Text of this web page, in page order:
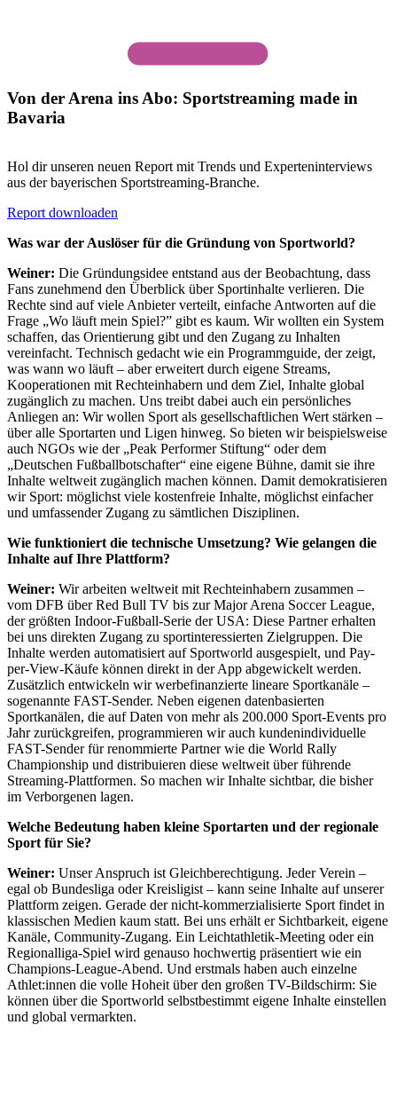
Von der Arena ins Abo: Sportstreaming made in
Bavaria
Hol dir unseren neuen Report mit Trends und Experteninterviews
aus der bayerischen Sportstreaming-Branche.
Report downloaden
Was war der Auslöser für die Gründung von Sportworld?
Weiner: Die Gründungsidee entstand aus der Beobachtung, dass
Fans zunehmend den Überblick über Sportinhalte verlieren. Die
Rechte sind auf viele Anbieter verteilt, einfache Antworten auf die
Frage „Wo läuft mein Spiel?” gibt es kaum. Wir wollten ein System
schaffen, das Orientierung gibt und den Zugang zu Inhalten
vereinfacht. Technisch gedacht wie ein Programmguide, der zeigt,
was wann wo läuft – aber erweitert durch eigene Streams,
Kooperationen mit Rechteinhabern und dem Ziel, Inhalte global
zugänglich zu machen. Uns treibt dabei auch ein persönliches
Anliegen an: Wir wollen Sport als gesellschaftlichen Wert stärken –
über alle Sportarten und Ligen hinweg. So bieten wir beispielsweise
auch NGOs wie der „Peak Performer Stiftung“ oder dem
„Deutschen Fußballbotschafter“ eine eigene Bühne, damit sie ihre
Inhalte weltweit zugänglich machen können. Damit demokratisieren
wir Sport: möglichst viele kostenfreie Inhalte, möglichst einfacher
und umfassender Zugang zu sämtlichen Disziplinen.
Wie funktioniert die technische Umsetzung? Wie gelangen die
Inhalte auf Ihre Plattform?
Weiner: Wir arbeiten weltweit mit Rechteinhabern zusammen –
vom DFB über Red Bull TV bis zur Major Arena Soccer League,
der größten Indoor-Fußball-Serie der USA: Diese Partner erhalten
bei uns direkten Zugang zu sportinteressierten Zielgruppen. Die
Inhalte werden automatisiert auf Sportworld ausgespielt, und Pay-
per-View-Käufe können direkt in der App abgewickelt werden.
Zusätzlich entwickeln wir werbefinanzierte lineare Sportkanäle –
sogenannte FAST-Sender. Neben eigenen datenbasierten
Sportkanälen, die auf Daten von mehr als 200.000 Sport-Events pro
Jahr zurückgreifen, programmieren wir auch kundenindividuelle
FAST-Sender für renommierte Partner wie die World Rally
Championship und distribuieren diese weltweit über führende
Streaming-Plattformen. So machen wir Inhalte sichtbar, die bisher
im Verborgenen lagen.
Welche Bedeutung haben kleine Sportarten und der regionale
Sport für Sie?
Weiner: Unser Anspruch ist Gleichberechtigung. Jeder Verein –
egal ob Bundesliga oder Kreisligist – kann seine Inhalte auf unserer
Plattform zeigen. Gerade der nicht-kommerzialisierte Sport findet in
klassischen Medien kaum statt. Bei uns erhält er Sichtbarkeit, eigene
Kanäle, Community-Zugang. Ein Leichtathletik-Meeting oder ein
Regionalliga-Spiel wird genauso hochwertig präsentiert wie ein
Champions-League-Abend. Und erstmals haben auch einzelne
Athlet:innen die volle Hoheit über den großen TV-Bildschirm: Sie
können über die Sportworld selbstbestimmt eigene Inhalte einstellen
und global vermarkten.